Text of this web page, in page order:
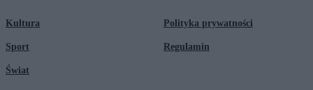
Kultura
Sport
Świat
Polityka prywatności
Regulamin